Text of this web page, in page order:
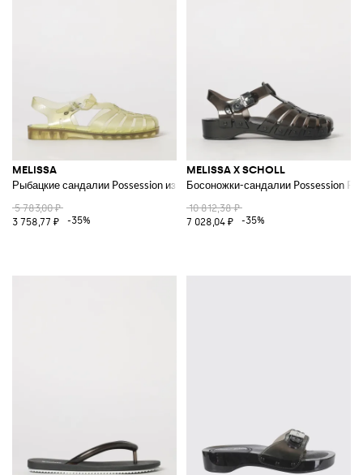
MELISSA
Рыбацкие сандалии Possession из ПВХ на низком каблуке с ремешком
5 783,00 ₽
3 758,77 ₽
-35%
MELISSA X SCHOLL
Босоножки-сандалии Possession
10 812,38 ₽
7 028,04 ₽
-35%